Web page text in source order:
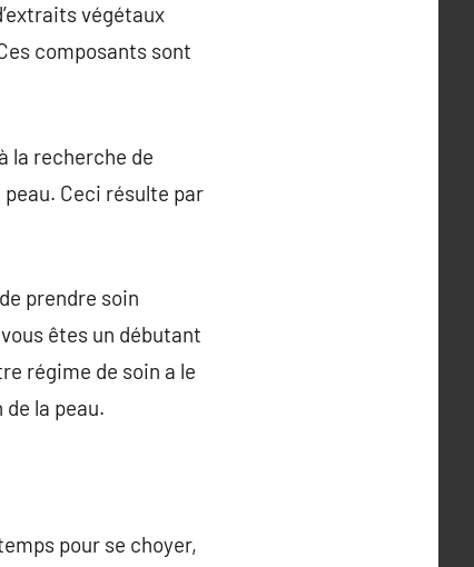
végétaux
composants sont
la recherche de
Ceci résulte par
prendre soin
êtes un débutant
régime de soin a le
la peau.
pour se choyer,